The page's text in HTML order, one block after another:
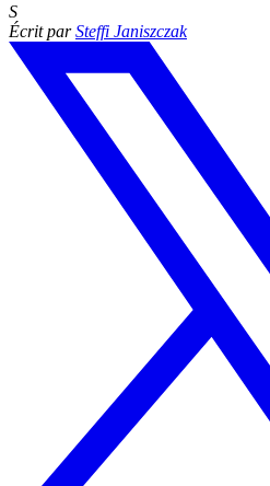
S
Écrit parSteffi Janiszczak